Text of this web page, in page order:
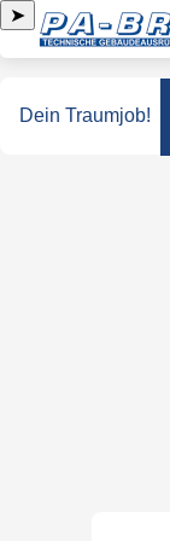
➤
Dein Traumjob!